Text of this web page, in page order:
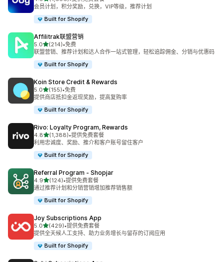
总共 1696 条评论
会员计划，积分奖励，兑换，VIP等级，推荐计划
Built for Shopify
Affilitrak联盟营销
5.0星（满分 5 星）
(214)
总共 214 条评论
•免费
联盟营销、推荐计划和达人合作一站式管理，轻松追踪佣金、分销与优惠码
Built for Shopify
Koin Store Credit & Rewards
5.0星（满分 5 星）
(155)
总共 155 条评论
•免费
提供商店抵扣金返现奖励，提高复购率
Built for Shopify
Rivo: Loyalty Program, Rewards
4.8星（满分 5 星）
(1,388)
总共 1388 条评论
•提供免费套餐
利用忠诚度、奖励、推介和客户账号留住客户
Built for Shopify
Referral Program ‑ Shopjar
4.9星（满分 5 星）
(124)
总共 124 条评论
•提供免费套餐
通过推荐计划和分销营销增加推荐销售额
Built for Shopify
Joy Subscriptions App
5.0星（满分 5 星）
(429)
总共 429 条评论
•提供免费套餐
提供全天候人工支持、助力业务增长与留存的订阅应用
Built for Shopify